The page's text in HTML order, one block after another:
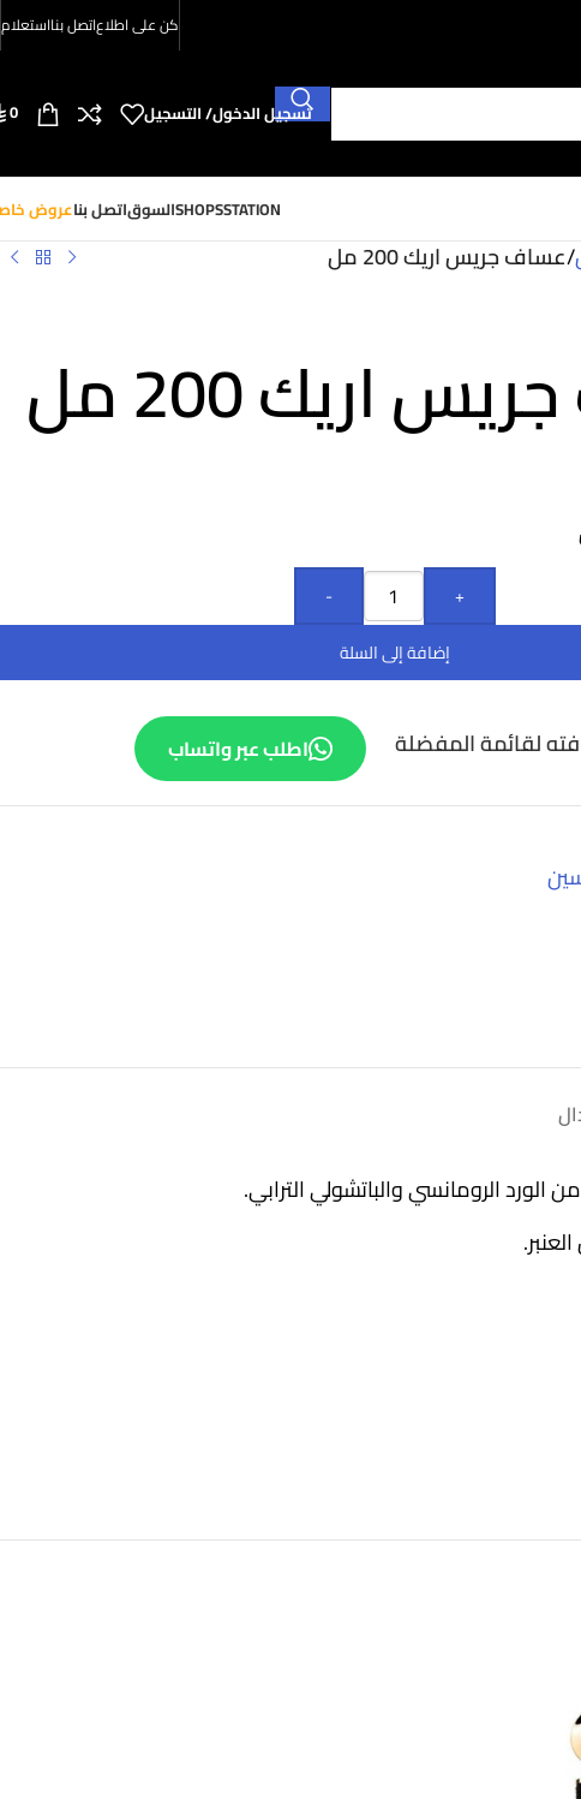
كن على اطلاعاتصل بنااستعلام
تسجيل الدخول/ التسجيل 0
SHOPSSTATIONالسوقاتصل بناعروض
/عساف جريس اريك 200 مل
اريك 200 مل
-
+
إضافة إلى السلة
لقائمة المفضلة اطلب عبر واتساب
الرومانسي والباتشولي الترابي.